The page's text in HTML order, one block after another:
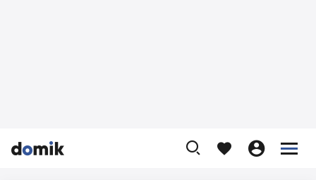


    

